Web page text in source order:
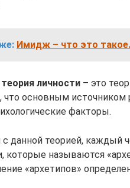
Имидж – что это
личности – это
что основным
факторы.
данной теорией, каждый
которые называются
«архетипов»